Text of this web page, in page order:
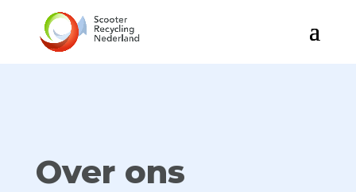
Over ons